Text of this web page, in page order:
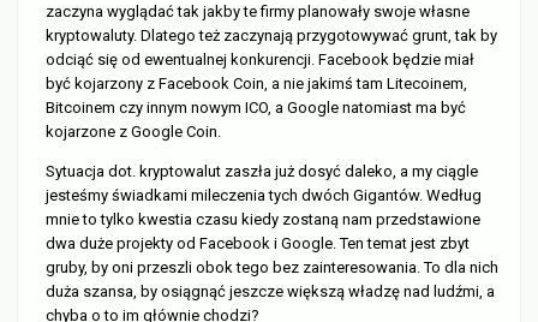
zaczyna wyglądać tak jakby te firmy planowały swoje własne
kryptowaluty. Dlatego też zaczynają przygotowywać grunt, tak by
odciąć się od ewentualnej konkurencji. Facebook będzie miał
być kojarzony z Facebook Coin, a nie jakimś tam Litecoinem,
Bitcoinem czy innym nowym ICO, a Google natomiast ma być
kojarzone z Google Coin.
Sytuacja dot. kryptowalut zaszła już dosyć daleko, a my ciągle
jesteśmy świadkami mileczenia tych dwóch Gigantów. Według
mnie to tylko kwestia czasu kiedy zostaną nam przedstawione
dwa duże projekty od Facebook i Google. Ten temat jest zbyt
gruby, by oni przeszli obok tego bez zainteresowania. To dla nich
duża szansa, by osiągnąć jeszcze większą władzę nad ludźmi, a
chyba o to im głównie chodzi?